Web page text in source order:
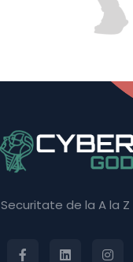
Securitate de la A la Z